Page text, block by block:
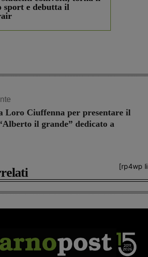
sport e debutta il
Loro Ciuffenna per presentare il
il grande” dedicato a
[rp4wp